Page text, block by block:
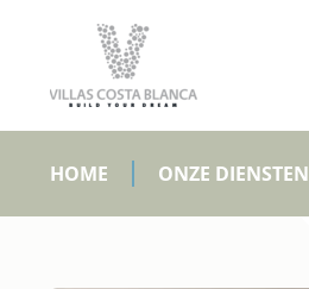
HOME ONZE DIENSTEN